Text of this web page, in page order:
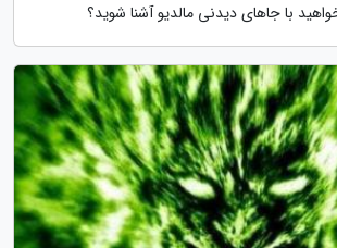
با جاهای دیدنی مالدیو آشنا شوید؟